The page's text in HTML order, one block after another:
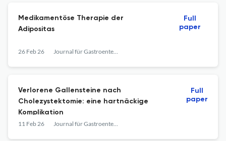
Medikamentöse Therapie der
Adipositas
26 Feb 26 Journal für Gastroenterologische und Hepatologische Erkrankungen
Full
paper
Verlorene Gallensteine nach
Cholezystektomie: eine hartnäckige
Komplikation
11 Feb 26 Journal für Gastroenterologische und Hepatologische Erkrankungen
Full
paper